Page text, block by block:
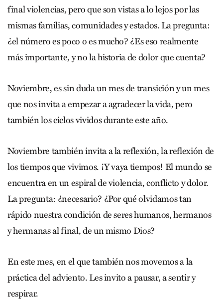
final violencias, pero que son vistas a lo lejos por las
mismas familias, comunidades y estados. La pregunta:
¿el número es poco o es mucho? ¿Es eso realmente
más importante, y no la historia de dolor que cuenta?
Noviembre, es sin duda un mes de transición y un mes
que nos invita a empezar a agradecer la vida, pero
también los ciclos vividos durante este año.
Noviembre también invita a la reflexión, la reflexión de
los tiempos que vivimos. ¡Y vaya tiempos! El mundo se
encuentra en un espiral de violencia, conflicto y dolor.
La pregunta: ¿necesario? ¿Por qué olvidamos tan
rápido nuestra condición de seres humanos, hermanos
y hermanas al final, de un mismo Dios?
En este mes, en el que también nos movemos a la
práctica del adviento. Les invito a pausar, a sentir y
respirar.